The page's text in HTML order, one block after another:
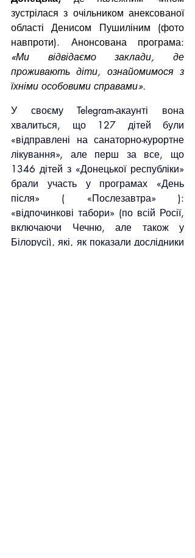
зустрілася з очільником анексованої
області Денисом Пушиліним (фото
«Ми відвідаємо заклади, де
проживають діти, ознайомимося з
їхніми особовими справами».
У своєму Telegram-акаунті вона
хвалиться, що 127 дітей були
«відправлені на санаторно-курортне
лікування», але перш за все, що
1346 дітей з «Донецької республіки»
брали участь у програмах «День
після» ( «Послезавтра» ):
«відпочинкові табори» (по всій Росії,
включаючи Чечню, але також у
Білорусі), які, як показали дослідники